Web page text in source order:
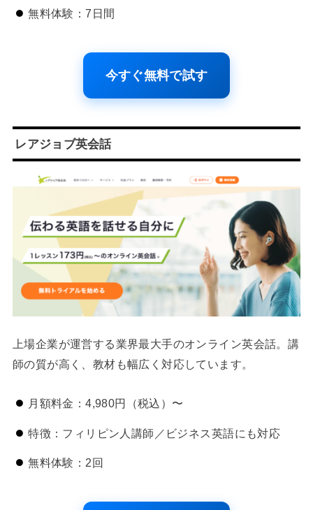
無料体験：7日間
今すぐ無料で試す
レアジョブ英会話
上場企業が運営する業界最大手のオンライン英会話。講
師の質が高く、教材も幅広く対応しています。
月額料金：4,980円（税込）〜
特徴：フィリピン人講師／ビジネス英語にも対応
無料体験：2回